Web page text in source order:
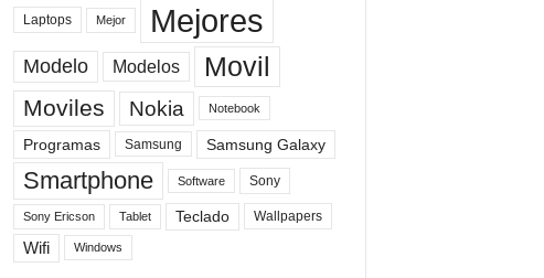
Laptops Mejor Mejores
Modelo Modelos Movil
Moviles Nokia Notebook
Programas Samsung Samsung Galaxy
Smartphone Software Sony
Sony Ericson Tablet Teclado Wallpapers
Wifi Windows